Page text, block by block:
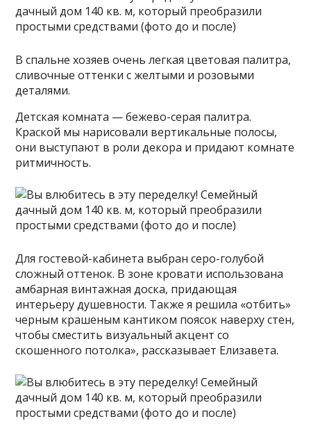
В спальне хозяев очень легкая цветовая палитра,
сливочные оттенки с желтыми и розовыми
деталями.
Детская комната — бежево-серая палитра.
Краской мы нарисовали вертикальные полосы,
они выступают в роли декора и придают комнате
ритмичность.
Для гостевой-кабинета выбран серо-голубой
сложный оттенок. В зоне кровати использована
амбарная винтажная доска, придающая
интерьеру душевности. Также я решила «отбить»
черным крашеным кантиком поясок наверху стен,
чтобы сместить визуальный акцент со
скошенного потолка», рассказывает Елизавета.